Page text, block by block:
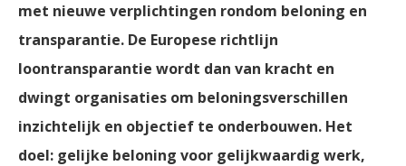
met nieuwe verplichtingen rondom beloning en
transparantie. De Europese richtlijn
loontransparantie wordt dan van kracht en
dwingt organisaties om beloningsverschillen
inzichtelijk en objectief te onderbouwen. Het
doel: gelijke beloning voor gelijkwaardig werk,